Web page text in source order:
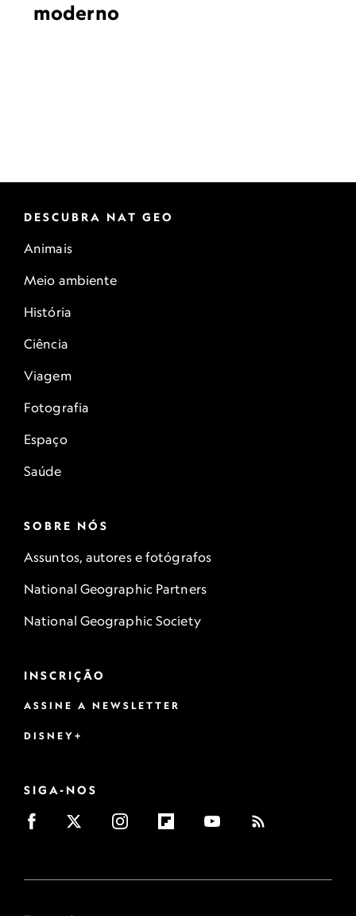
moderno
DESCUBRA NAT GEO
Animais
Meio ambiente
História
Ciência
Viagem
Fotografia
Espaço
Saúde
SOBRE NÓS
Assuntos, autores e fotógrafos
National Geographic Partners
National Geographic Society
INSCRIÇÃO
ASSINE A NEWSLETTER
DISNEY+
SIGA-NOS